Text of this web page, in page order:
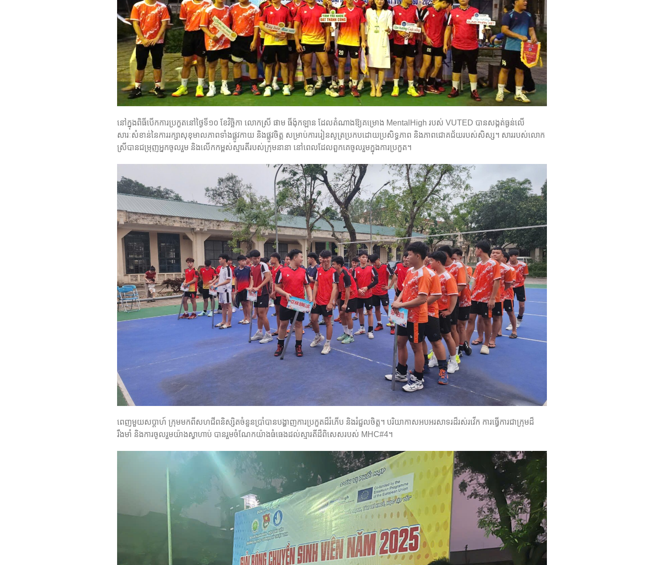
នៅក្នុងពិធីបើកការប្រកួតនៅថ្ងៃទី១០ ខែវិច្ឆិកា លោកស្រី ផាម ធីង៉ុកឡាន ដែលតំណាងឱ្យគម្រោង MentalHigh របស់ VUTED បានសង្កត់ធ្ងន់លើ
សារៈសំខាន់នៃការរក្សាសុខុមាលភាពទាំងផ្លូវកាយ និងផ្លូវចិត្ត សម្រាប់ការរៀនសូត្រប្រកបដោយប្រសិទ្ធភាព និងភាពជោគជ័យរបស់សិស្ស។ សាររបស់លោក
ស្រីបានជម្រុញអ្នកចូលរួម និងលើកកម្ពស់ស្មារតីរបស់ក្រុមនានា នៅពេលដែលពួកគេចូលរួមក្នុងការប្រកួត។
ពេញមួយសប្តាហ៍ ក្រុមមកពីសហជីពនិស្សិតចំនួនប្រាំបានបង្ហាញការប្រកួតដ៏រំភើប និងរំជួលចិត្ត។ បរិយាកាសអបអរសាទរដ៏រស់រវើក ការធ្វើការជាក្រុមដ៏
រឹងមាំ និងការចូលរួមយ៉ាងស្វាហាប់ បានរួមចំណែកយ៉ាងធំធេងដល់ស្មារតីដ៏ពិសេសរបស់ MHC#4។